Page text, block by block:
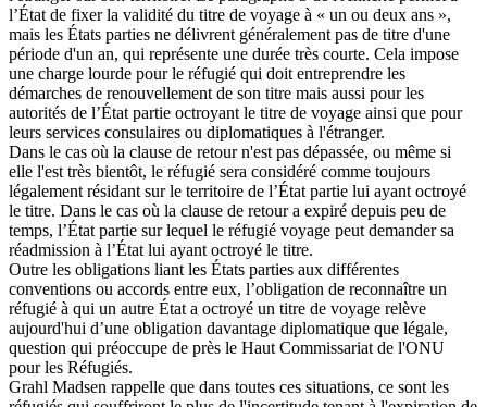
l’État de fixer la validité du titre de voyage à « un ou deux ans »,
mais les États parties ne délivrent généralement pas de titre d'une
période d'un an, qui représente une durée très courte. Cela impose
une charge lourde pour le réfugié qui doit entreprendre les
démarches de renouvellement de son titre mais aussi pour les
autorités de l’État partie octroyant le titre de voyage ainsi que pour
leurs services consulaires ou diplomatiques à l'étranger.
Dans le cas où la clause de retour n'est pas dépassée, ou même si
elle l'est très bientôt, le réfugié sera considéré comme toujours
légalement résidant sur le territoire de l’État partie lui ayant octroyé
le titre. Dans le cas où la clause de retour a expiré depuis peu de
temps, l’État partie sur lequel le réfugié voyage peut demander sa
réadmission à l’État lui ayant octroyé le titre.
Outre les obligations liant les États parties aux différentes
conventions ou accords entre eux, l’obligation de reconnaître un
réfugié à qui un autre État a octroyé un titre de voyage relève
aujourd'hui d’une obligation davantage diplomatique que légale,
question qui préoccupe de près le Haut Commissariat de l'ONU
pour les Réfugiés.
Grahl Madsen rappelle que dans toutes ces situations, ce sont les